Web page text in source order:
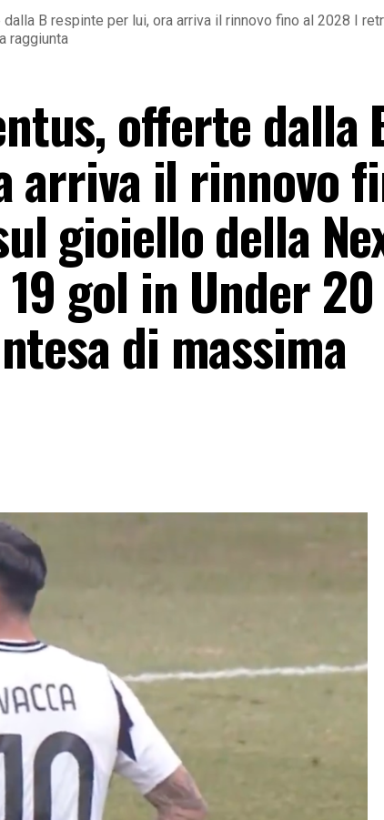
B respinte per lui, ora arriva il rinnovo fino al 2028 I
raggiunta
offerte dalla
arriva il rinnovo
gioiello della
gol in Under
di massima